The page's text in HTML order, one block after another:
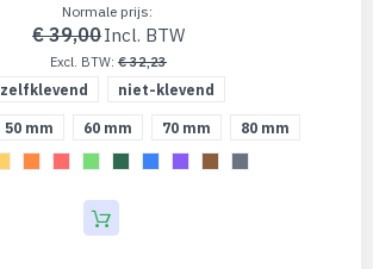
Normale prijs
€ 39,00
€ 32,23
zelfklevend niet-klevend
50 mm 60 mm 70 mm 80 mm